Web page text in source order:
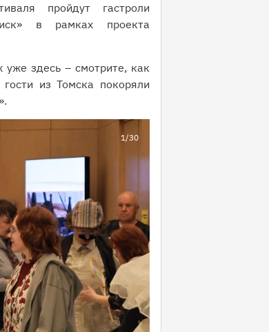
пройдут гастроли
в рамках проекта
здесь – смотрите, как
из Томска покоряли
1/30